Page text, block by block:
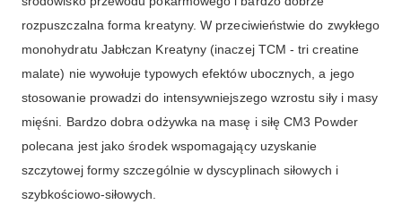
rozpuszczalna forma kreatyny. W przeciwieństwie do zwykłego
monohydratu Jabłczan Kreatyny (inaczej TCM - tri creatine
malate) nie wywołuje typowych efektów ubocznych, a jego
stosowanie prowadzi do intensywniejszego wzrostu siły i masy
mięśni. Bardzo dobra odżywka na masę i siłę CM3 Powder
polecana jest jako środek wspomagający uzyskanie
szczytowej formy szczególnie w dyscyplinach siłowych i
szybkościowo-siłowych.